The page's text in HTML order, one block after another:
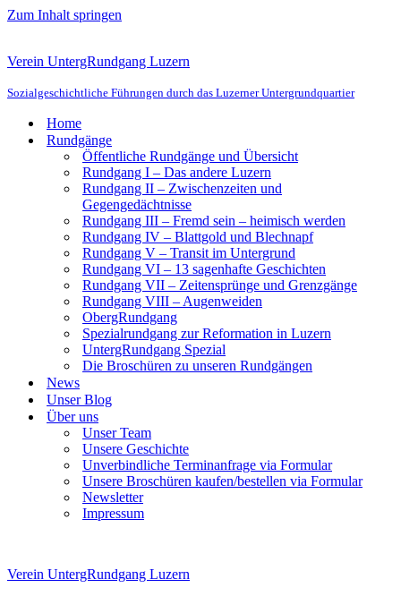
Zum Inhalt springen
Verein UntergRundgang Luzern
Sozialgeschichtliche Führungen durch das Luzerner Untergrundquartier
Home
Rundgänge
Öffentliche Rundgänge und Übersicht
Rundgang I – Das andere Luzern
Rundgang II – Zwischenzeiten und
Gegengedächtnisse
Rundgang III – Fremd sein – heimisch werden
Rundgang IV – Blattgold und Blechnapf
Rundgang V – Transit im Untergrund
Rundgang VI – 13 sagenhafte Geschichten
Rundgang VII – Zeitensprünge und Grenzgänge
Rundgang VIII – Augenweiden
ObergRundgang
Spezialrundgang zur Reformation in Luzern
UntergRundgang Spezial
Die Broschüren zu unseren Rundgängen
News
Unser Blog
Über uns
Unser Team
Unsere Geschichte
Unverbindliche Terminanfrage via Formular
Unsere Broschüren kaufen/bestellen via Formular
Newsletter
Impressum
Verein UntergRundgang Luzern